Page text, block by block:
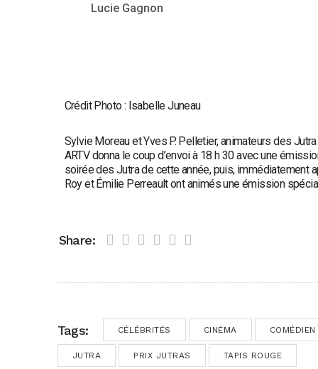
Lucie Gagnon
Crédit Photo : Isabelle Juneau
Sylvie Moreau et Yves P. Pelletier, animateurs des
ARTV donna le coup d’envoi à 18 h 30 avec une
soirée des Jutra de cette année, puis, immédiatement
Roy et Émilie Perreault ont animés une émission
Share:
Tags: CÉLÉBRITÉS CINÉMA COMÉDIEN
JUTRA PRIX JUTRAS TAPIS ROUGE